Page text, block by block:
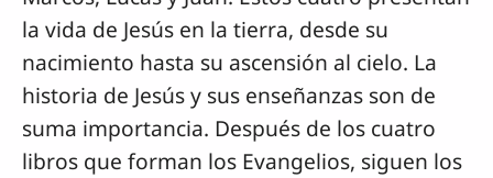
la vida de Jesús en la tierra, desde su
nacimiento hasta su ascensión al cielo. La
historia de Jesús y sus enseñanzas son de
suma importancia. Después de los cuatro
libros que forman los Evangelios, siguen los